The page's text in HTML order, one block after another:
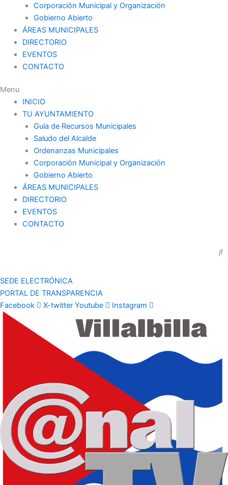
Corporación Municipal y Organización
Gobierno Abierto
ÁREAS MUNICIPALES
DIRECTORIO
EVENTOS
CONTACTO
Menu
INICIO
TU AYUNTAMIENTO
Guía de Recursos Municipales
Saludo del Alcalde
Ordenanzas Municipales
Corporación Municipal y Organización
Gobierno Abierto
ÁREAS MUNICIPALES
DIRECTORIO
EVENTOS
CONTACTO
SEDE ELECTRÓNICA
PORTAL DE TRANSPARENCIA
Facebook
X-twitter Youtube Instagram